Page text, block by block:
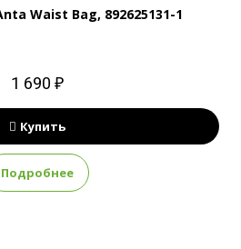
Waist Bag, 892625131-1
1 690 ₽
Купить
Подробнее